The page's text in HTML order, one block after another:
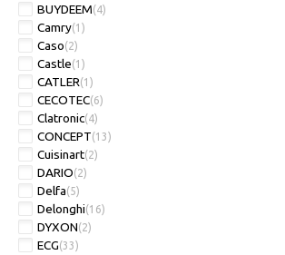
BUYDEEM(4)
Camry(1)
Caso(2)
Castle(1)
CATLER(1)
CECOTEC(6)
Clatronic(4)
CONCEPT(13)
Cuisinart(2)
DARIO(2)
Delfa(5)
Delonghi(16)
DYXON(2)
ECG(33)